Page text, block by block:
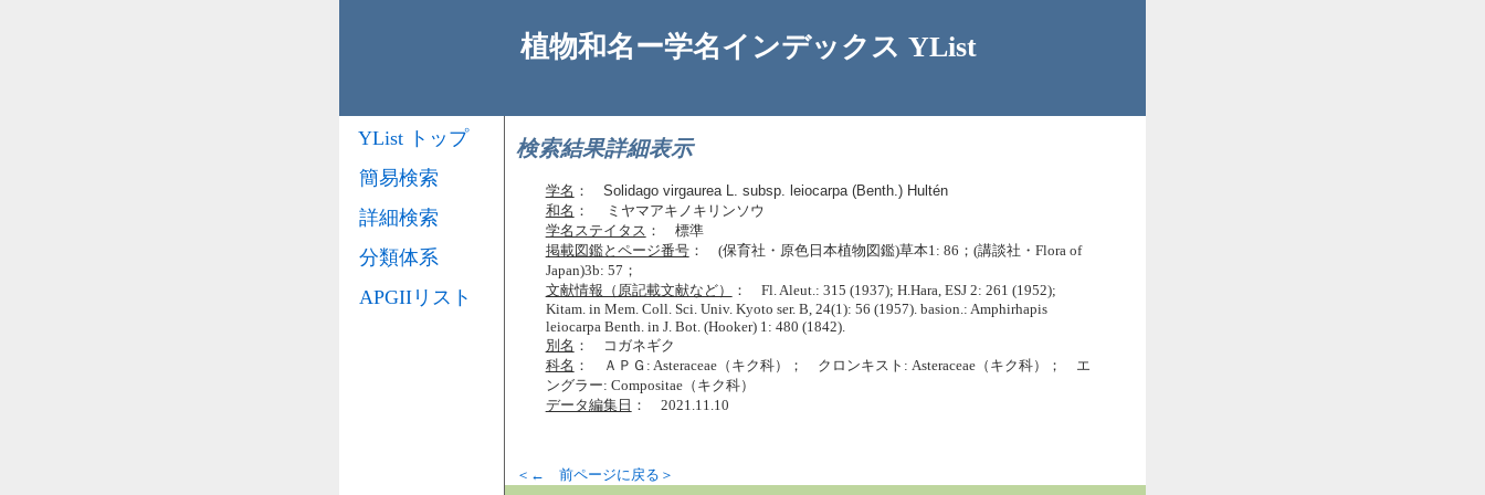
植物和名ー学名インデックス YList
検索結果詳細表示
学名 ： Solidago virgaurea L. subsp. leiocarpa (Benth.) Hultén
和名 ： ミヤマアキノキリンソウ
学名ステイタス ： 標準
掲載図鑑とページ番号： (保育社・原色日本植物図鑑)草本1: 86；(講談社・Flora of
Japan)3b: 57；
文献情報（原記載文献など）
： Fl. Aleut.: 315 (1937); H.Hara, ESJ 2: 261 (1952);
Kitam. in Mem. Coll. Sci. Univ. Kyoto ser. B, 24(1): 56 (1957). basion.: Amphirhapis
leiocarpa Benth. in J. Bot. (Hooker) 1: 480 (1842).
別名 ： コガネギク
科名 ： ＡＰＧ: Asteraceae（キク科）； クロンキスト: Asteraceae（キク科）； エ
ングラー: Compositae（キク科）
データ編集日 ： 2021.11.10
＜← 前ページに戻る＞
YList トップ
簡易検索
詳細検索
分類体系
APGIIリスト